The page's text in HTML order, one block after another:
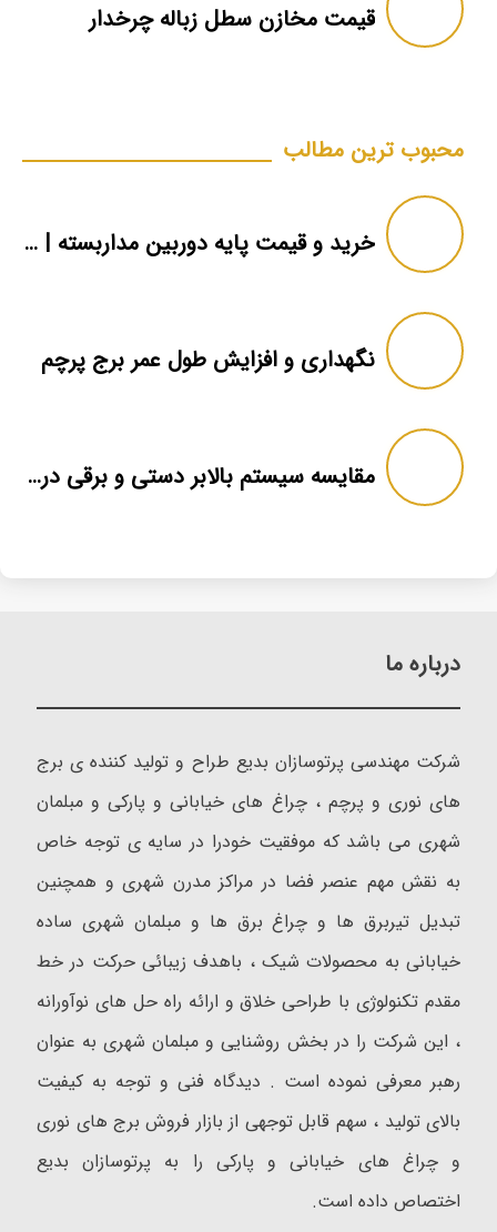
قیمت مخازن سطل زباله چرخدار
محبوب ترین مطالب
خرید و قیمت پایه دوربین مداربسته | دکل دوربین
نگهداری و افزایش طول عمر برج پرچم
مقایسه سیستم بالابر دستی و برقی در برج پرچم
درباره ما
شرکت مهندسی پرتوسازان بدیع طراح و تولید کننده ی برج
های نوری و پرچم ، چراغ های خیابانی و پارکی و مبلمان
شهری می باشد که موفقیت خودرا در سایه ی توجه خاص
به نقش مهم عنصر فضا در مراکز مدرن شهری و همچنین
تبدیل تیربرق ها و چراغ برق ها و مبلمان شهری ساده
خیابانی به محصولات شیک ، باهدف زیبائی حرکت در خط
مقدم تکنولوژی با طراحی خلاق و ارائه راه حل های نوآورانه
، این شرکت را در بخش روشنایی و مبلمان شهری به عنوان
رهبر معرفی نموده است . دیدگاه فنی و توجه به کیفیت
بالای تولید ، سهم قابل توجهی از بازار فروش برج های نوری
و چراغ های خیابانی و پارکی را به پرتوسازان بدیع
اختصاص داده است.